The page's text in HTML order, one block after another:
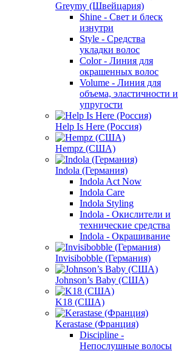
Greymy (Швейцария)
Shine - Свет и блеск
изнутри
Style - Средства
укладки волос
Color - Линия для
окрашенных волос
Volume - Линия для
объема, эластичности и
упругости
Help Is Here (Россия)
Hempz (США)
Indola (Германия)
Indola Act Now
Indola Care
Indola Styling
Indola - Окислители и
технические средства
Indola - Окрашивание
Invisibobble (Германия)
Johnson’s Baby (США)
K18 (США)
Kerastase (Франция)
Discipline -
Непослушные волосы